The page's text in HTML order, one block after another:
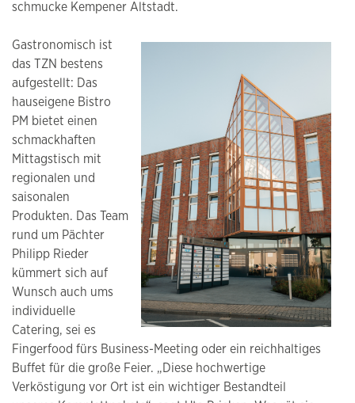
schmucke Kempener Altstadt.
Gastronomisch ist
das TZN bestens
aufgestellt: Das
hauseigene Bistro
PM bietet einen
schmackhaften
Mittagstisch mit
regionalen und
saisonalen
Produkten. Das Team
rund um Pächter
Philipp Rieder
kümmert sich auf
Wunsch auch ums
individuelle
Catering, sei es
Fingerfood fürs Business-Meeting oder ein reichhaltiges
Buffet für die große Feier. „Diese hochwertige
Verköstigung vor Ort ist ein wichtiger Bestandteil